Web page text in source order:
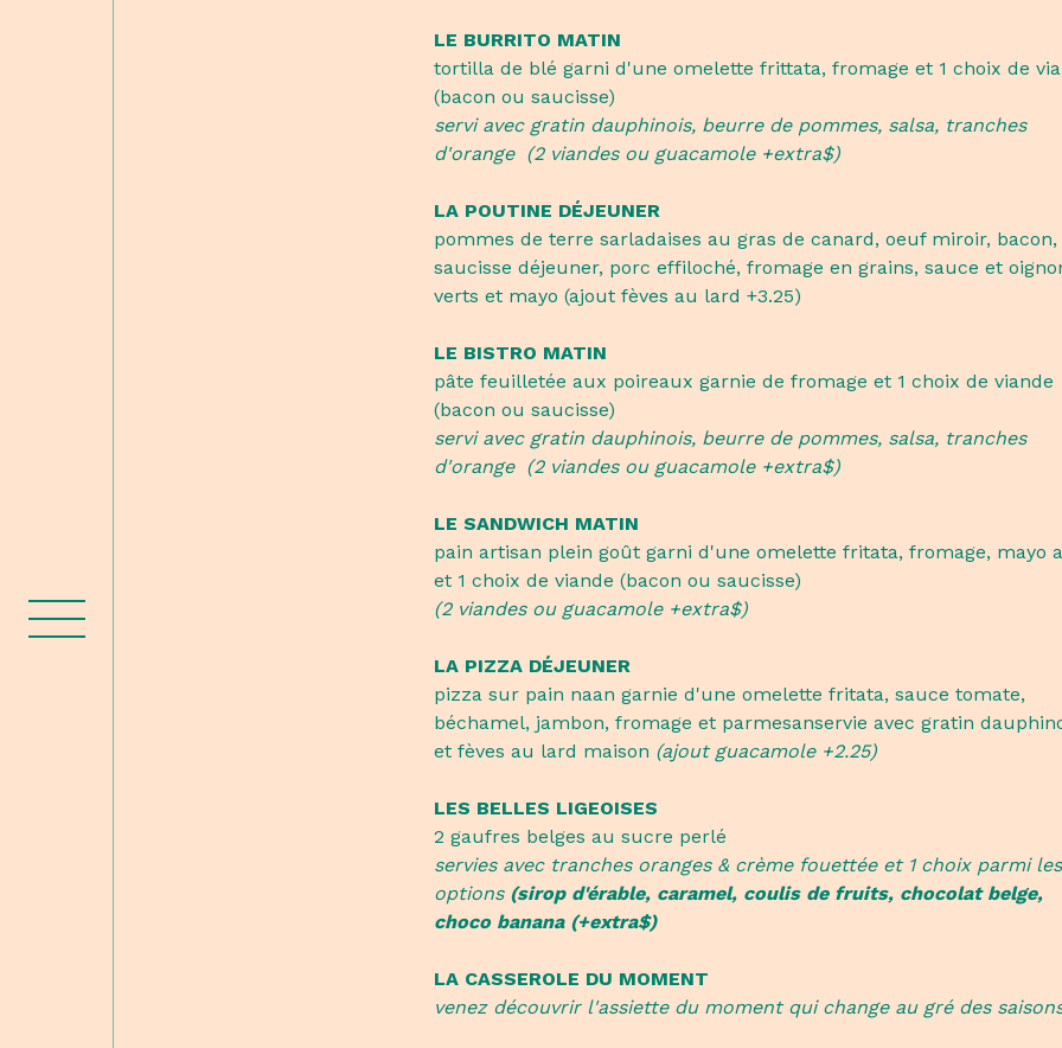
LE BURRITO MATIN
tortilla de blé garni d'une omelette frittata, fromage et 1 choix de
(bacon ou saucisse)
servi avec gratin dauphinois, beurre de pommes, salsa, tranches
d'orange (2 viandes ou guacamole +extra$)
LA POUTINE DÉJEUNER
pommes de terre sarladaises au gras de canard, oeuf miroir, bacon,
saucisse déjeuner, porc effiloché, fromage en grains, sauce et
verts et mayo (ajout fèves au lard +3.25)
LE BISTRO MATIN
pâte feuilletée aux poireaux garnie de fromage et 1 choix de viande
(bacon ou saucisse)
servi avec gratin dauphinois, beurre de pommes, salsa, tranches
d'orange (2 viandes ou guacamole +extra$)
LE SANDWICH MATIN
pain artisan plein goût garni d'une omelette fritata, fromage, mayo
et 1 choix de viande (bacon ou saucisse)
(2 viandes ou guacamole +extra$)
LA PIZZA DÉJEUNER
pizza sur pain naan garnie d'une omelette fritata, sauce tomate,
béchamel, jambon, fromage et parmesanservie avec gratin
et fèves au lard maison (ajout guacamole +2.25)
LES BELLES LIGEOISES
2 gaufres belges au sucre perlé
servies avec tranches oranges & crème fouettée et 1 choix parmi les
options(sirop d'érable, caramel, coulis de fruits, chocolat belge,
choco banana (+extra$)
LA CASSEROLE DU MOMENT
venez découvrir l'assiette du moment qui change au gré des